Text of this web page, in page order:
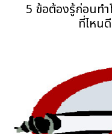
5 ข้อต้องรู้ก่อนท
ที่ไหน